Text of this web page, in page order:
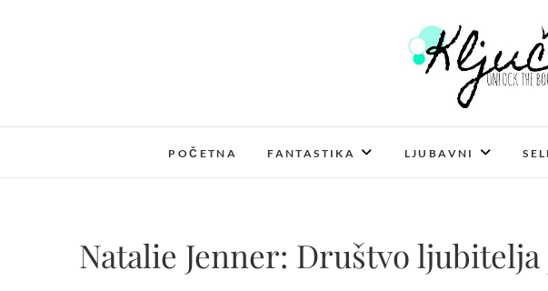
o
Ključ za
POČETNA FANTASTIKA LJUBAVNI
Natalie Jenner: Društvo ljubitelja